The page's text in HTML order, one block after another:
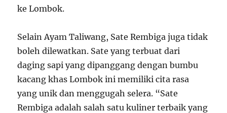
ke Lombok.
Selain Ayam Taliwang, Sate Rembiga juga tidak
boleh dilewatkan. Sate yang terbuat dari
daging sapi yang dipanggang dengan bumbu
kacang khas Lombok ini memiliki cita rasa
yang unik dan menggugah selera. “Sate
Rembiga adalah salah satu kuliner terbaik yang